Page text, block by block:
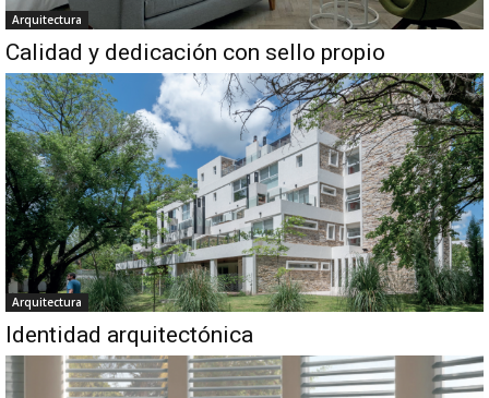
Arquitectura
Calidad y dedicación con sello propio
Arquitectura
Identidad arquitectónica